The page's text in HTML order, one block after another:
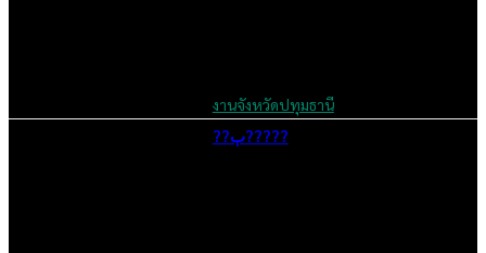
งานจังหวัดปทุมธานี
??ٻ?????